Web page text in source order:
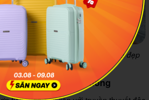
trí trên chùa Thành Lạng Sơn khá đẹp
minh họa: Oanh Hoang
thuyết về cây cột đồng